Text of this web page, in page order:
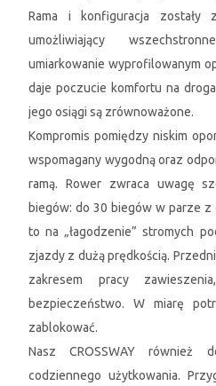
Rama i konfiguracja zostały
umożliwiający
umiarkowanie wyprofilowanym
daje poczucie komfortu na
jego osiągi są zrównoważone.
Kompromis pomiędzy niskim
wspomagany wygodną oraz
ramą. Rower zwraca uwagę
biegów: do 30 biegów w parze z
to na „łagodzenie” stromych
zjazdy z dużą prędkością.
zakresem pracy
bezpieczeństwo. W miarę
zablokować.
Nasz CROSSWAY również
codziennego użytkowania.